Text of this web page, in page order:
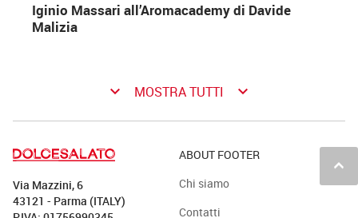
Iginio Massari all’Aromacademy di Davide
Malizia
keyboard_arrow_down MOSTRA TUTTI keyboard_arrow_down
keyboard_arrow_up
Via Mazzini, 6
43121 - Parma (ITALY)
ABOUT FOOTER
Chi siamo
Contatti